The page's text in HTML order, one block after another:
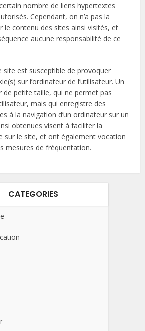
nombre de liens hypertextes
Cependant, on n’a pas la
le contenu des sites ainsi visités, et
aucune responsabilité de ce
site est susceptible de provoquer
sur l’ordinateur de l’utilisateur. Un
de petite taille, qui ne permet pas
mais qui enregistre des
à la navigation d’un ordinateur sur un
obtenues visent à faciliter la
sur le site, et ont également vocation
mesures de fréquentation.
CATEGORIES